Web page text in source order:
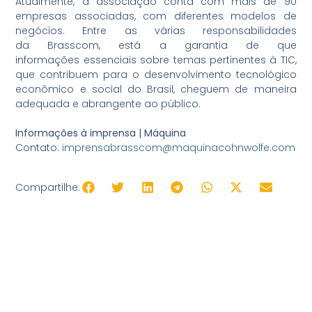
empresas associadas, com diferentes modelos de
negócios. Entre as várias responsabilidades
da Brasscom, está a garantia de que
informações essenciais sobre temas pertinentes à TIC,
que contribuem para o desenvolvimento tecnológico
econômico e social do Brasil, cheguem de maneira
adequada e abrangente ao público.
Informações à imprensa | Máquina
Contato: imprensabrasscom@maquinacohnwolfe.com
Compartilhe: